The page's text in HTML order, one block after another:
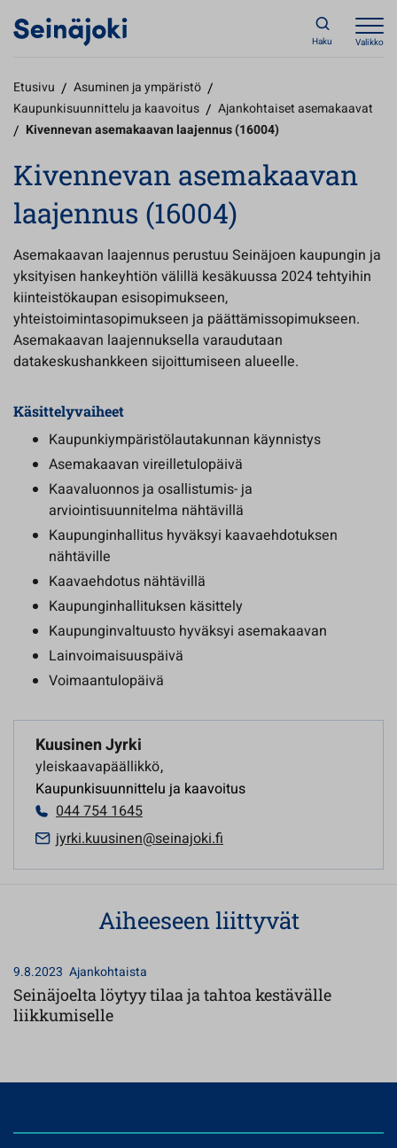
Haku Valikko
Etusivu / Asuminen ja ympäristö /
Kaupunkisuunnittelu ja kaavoitus / Ajankohtaiset asemakaavat
/ Kivennevan asemakaavan laajennus (16004)
Kivennevan asemakaavan
laajennus (16004)
Asemakaavan laajennus perustuu Seinäjoen kaupungin ja
yksityisen hankeyhtiön välillä kesäkuussa 2024 tehtyihin
kiinteistökaupan esisopimukseen,
yhteistoimintasopimukseen ja päättämissopimukseen.
Asemakaavan laajennuksella varaudutaan
datakeskushankkeen sijoittumiseen alueelle.
Käsittelyvaiheet
Kaupunkiympäristölautakunnan käynnistys
Asemakaavan vireilletulopäivä
Kaavaluonnos ja osallistumis- ja
arviointisuunnitelma nähtävillä
Kaupunginhallitus hyväksyi kaavaehdotuksen
nähtäville
Kaavaehdotus nähtävillä
Kaupunginhallituksen käsittely
Kaupunginvaltuusto hyväksyi asemakaavan
Lainvoimaisuuspäivä
Voimaantulopäivä
Kuusinen Jyrki
yleiskaavapäällikkö,
Kaupunkisuunnittelu ja kaavoitus
044 754 1645
jyrki.kuusinen@seinajoki.fi
Aiheeseen liittyvät
9.8.2023 Ajankohtaista
Seinäjoelta löytyy tilaa ja tahtoa kestävälle
liikkumiselle